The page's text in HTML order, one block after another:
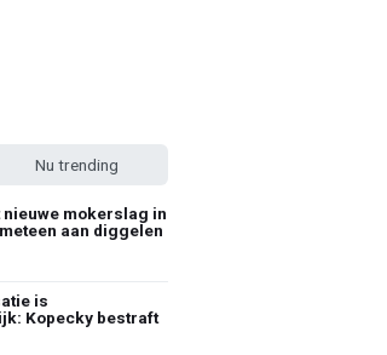
Nu trending
mokerslag in
aan diggelen
is
Kopecky bestraft